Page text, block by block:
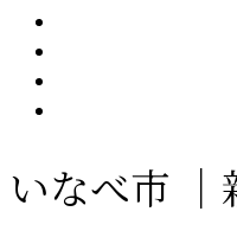
いなべ市 ｜